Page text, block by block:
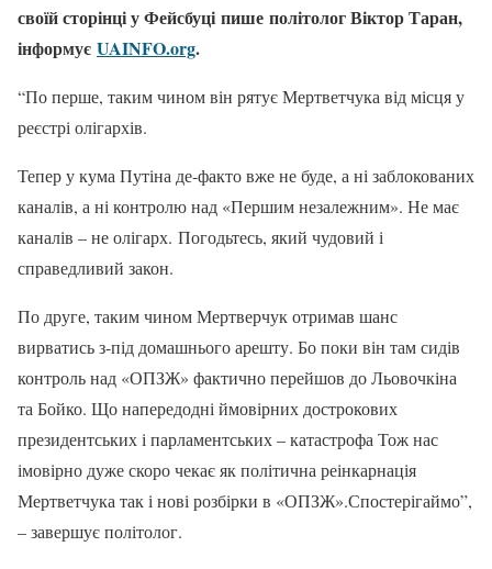
своїй сторінці у Фейсбуці пише політолог Віктор Таран,
інформує UAINFO.org.
“По перше, таким чином він рятує Мертветчука від місця у
реєстрі олігархів.
Тепер у кума Путіна де-факто вже не буде, а ні заблокованих
каналів, а ні контролю над «Першим незалежним». Не має
каналів – не олігарх. Погодьтесь, який чудовий і
справедливий закон.
По друге, таким чином Мертверчук отримав шанс
вирватись з-під домашнього арешту. Бо поки він там сидів
контроль над «ОПЗЖ» фактично перейшов до Льовочкіна
та Бойко. Що напередодні ймовірних дострокових
президентських і парламентських – катастрофа Тож нас
імовірно дуже скоро чекає як політична реінкарнація
Мертветчука так і нові розбірки в «ОПЗЖ».Спостерігаймо”,
– завершує політолог.